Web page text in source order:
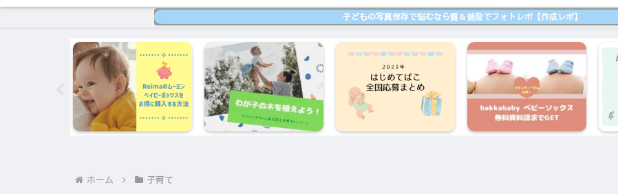
子どもの写真保存で悩むなら質＆値段でフォトレボ【作成レポ】
ホーム 子育て